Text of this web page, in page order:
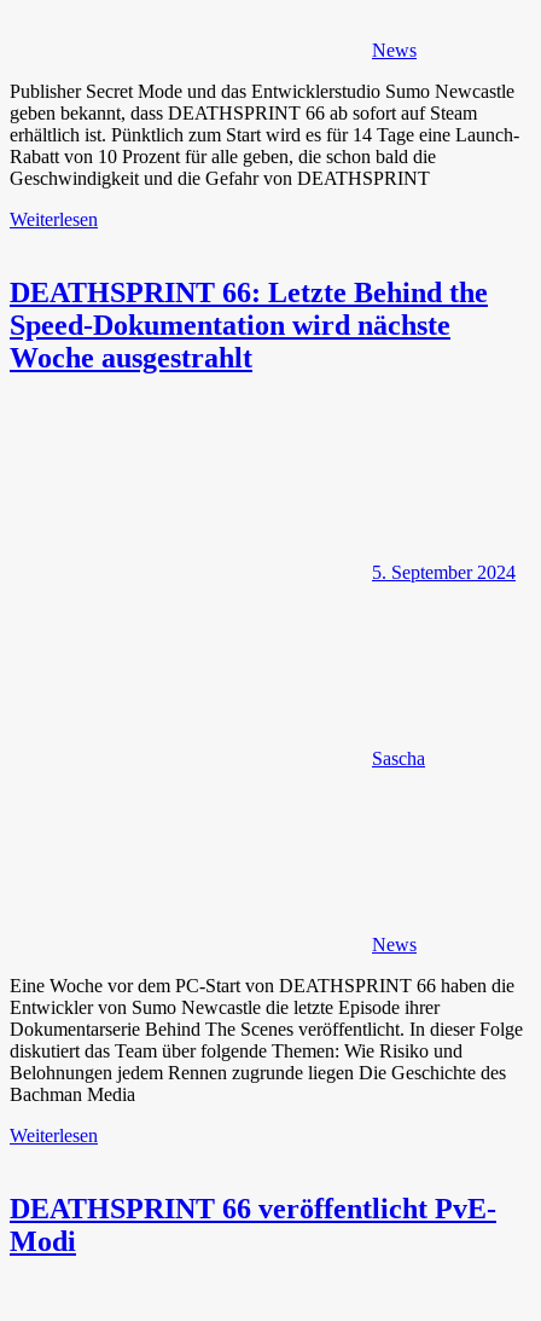
News
Publisher Secret Mode und das Entwicklerstudio Sumo Newcastle
geben bekannt, dass DEATHSPRINT 66 ab sofort auf Steam
erhältlich ist. Pünktlich zum Start wird es für 14 Tage eine Launch-
Rabatt von 10 Prozent für alle geben, die schon bald die
Geschwindigkeit und die Gefahr von DEATHSPRINT
Weiterlesen
DEATHSPRINT 66: Letzte Behind the
Speed-Dokumentation wird nächste
Woche ausgestrahlt
5. September 2024
Sascha
News
Eine Woche vor dem PC-Start von DEATHSPRINT 66 haben die
Entwickler von Sumo Newcastle die letzte Episode ihrer
Dokumentarserie Behind The Scenes veröffentlicht. In dieser Folge
diskutiert das Team über folgende Themen: Wie Risiko und
Belohnungen jedem Rennen zugrunde liegen Die Geschichte des
Bachman Media
Weiterlesen
DEATHSPRINT 66 veröffentlicht PvE-
Modi